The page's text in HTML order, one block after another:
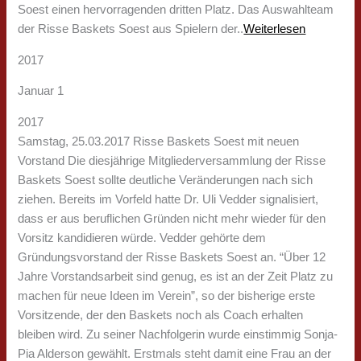
Soest einen hervorragenden dritten Platz. Das Auswahlteam
der Risse Baskets Soest aus Spielern der..Weiterlesen
2017
Januar 1
2017
Samstag, 25.03.2017 Risse Baskets Soest mit neuen
Vorstand Die diesjährige Mitgliederversammlung der Risse
Baskets Soest sollte deutliche Veränderungen nach sich
ziehen. Bereits im Vorfeld hatte Dr. Uli Vedder signalisiert,
dass er aus beruflichen Gründen nicht mehr wieder für den
Vorsitz kandidieren würde. Vedder gehörte dem
Gründungsvorstand der Risse Baskets Soest an. “Über 12
Jahre Vorstandsarbeit sind genug, es ist an der Zeit Platz zu
machen für neue Ideen im Verein”, so der bisherige erste
Vorsitzende, der den Baskets noch als Coach erhalten
bleiben wird. Zu seiner Nachfolgerin wurde einstimmig Sonja-
Pia Alderson gewählt. Erstmals steht damit eine Frau an der